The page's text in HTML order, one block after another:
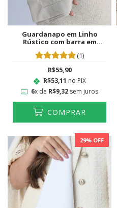
Guardanapo em Linho
Rústico com barra em
Ponto Ajour
(1)
R$55,90
R$53,11 no PIX
6x de R$9,32 sem juros
COMPRAR
29% OFF